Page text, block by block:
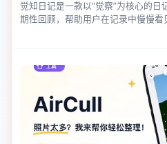
觉知日记是一款以“觉察”为核心的日
期性回顾，帮助用户在记录中慢慢